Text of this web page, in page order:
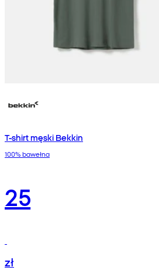
T-shirt męski Bekkin
100% bawełna
25
zł